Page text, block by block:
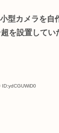
型カメラを自
を設置してい
ID:ydCGUWiD0